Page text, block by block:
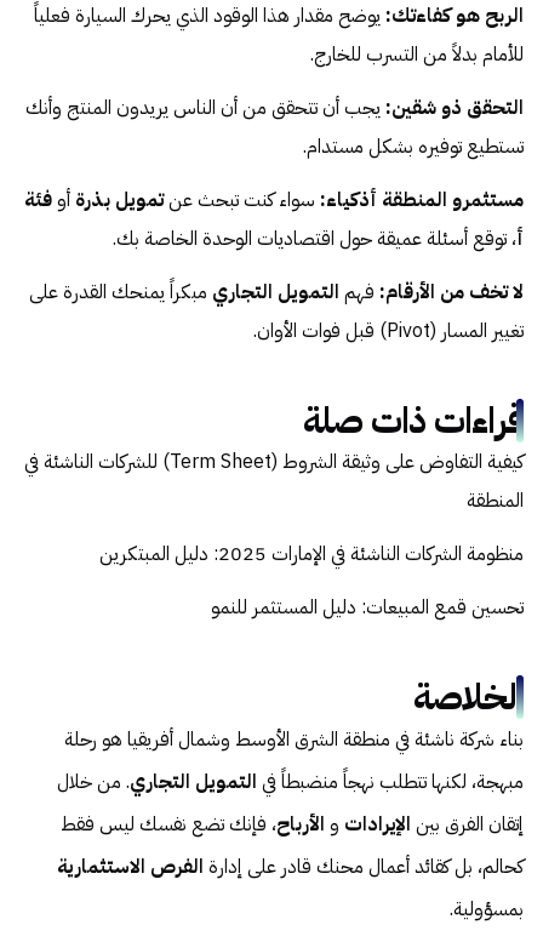
الربح هو كفاءتك: يوضح مقدار هذا الوقود الذي يحرك السيارة فعلياً
للأمام بدلاً من التسرب للخارج.
التحقق ذو شقين: يجب أن تتحقق من أن الناس يريدون المنتج وأنك
تستطيع توفيره بشكل مستدام.
مستثمرو المنطقة أذكياء: سواء كنت تبحث عنتمويل بذرة أوفئة
أ، توقع أسئلة عميقة حول اقتصاديات الوحدة الخاصة بك.
لا تخف من الأرقام: فهم التمويل التجاري مبكراً يمنحك القدرة على
تغيير المسار (Pivot) قبل فوات الأوان.
قراءات ذات صلة
كيفية التفاوض على وثيقة الشروط (Term Sheet) للشركات الناشئة في
المنطقة
منظومة الشركات الناشئة في الإمارات 2025: دليل المبتكرين
تحسين قمع المبيعات: دليل المستثمر للنمو
الخلاصة
بناء شركة ناشئة في منطقة الشرق الأوسط وشمال أفريقيا هو رحلة
مبهجة، لكنها تتطلب نهجاً منضبطاً في التمويل التجاري. من خلال
إتقان الفرق بين الإيرادات و الأرباح، فإنك تضع نفسك ليس فقط
كحالم، بل كقائد أعمال محنك قادر على إدارة الفرص الاستثمارية
بمسؤولية.